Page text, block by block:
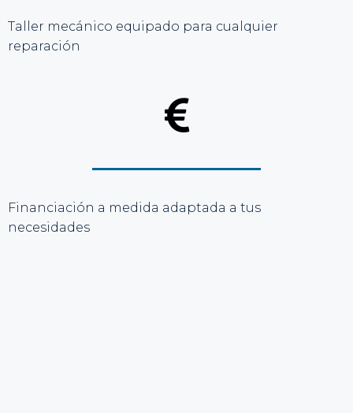
Taller mecánico equipado para cualquier
reparación
Financiación a medida adaptada a tus
necesidades